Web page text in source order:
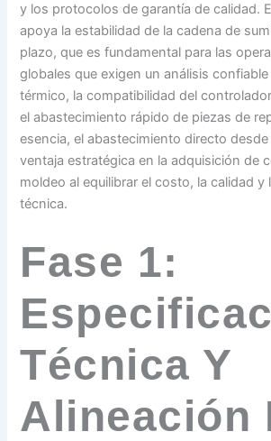
y los protocolos de garantía de calidad.
apoya la estabilidad de la cadena de
plazo, que es fundamental para las
globales que exigen un análisis
térmico, la compatibilidad del
el abastecimiento rápido de piezas de
esencia, el abastecimiento directo
ventaja estratégica en la adquisición de
moldeo al equilibrar el costo, la calidad y
técnica.
Fase 1:
Técnica Y
Alineación